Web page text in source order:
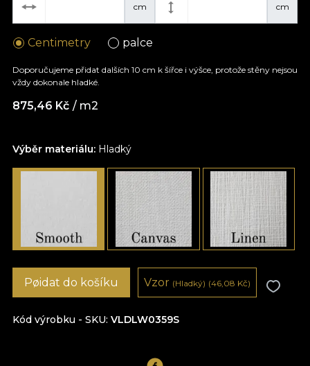
Výběr materiálu: Hladký
cm cm
Centimetry palce
Doporučujeme přidat dalších 10 cm k šířce i výšce, protože stěny nejsou
vždy dokonale hladké.
875,46 Kč / m2
Kód výrobku - SKU VLDLW0359S
Pøidat do košíku Vzor (Hladký) (46,08 Kč)